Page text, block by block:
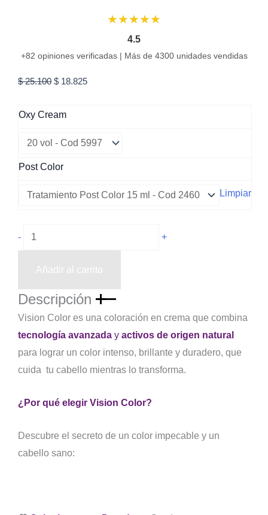
★★★★★
4.5
+82 opiniones verificadas | Más de 4300 unidades vendidas
$25.100 El
original
$ 25.100.
$ 18.825El
$ 18.825.
Oxy Cream
Post Color
Limpiar
-
Rubio
Medio
Natural
ml
cantidad
+
Añadir al carrito
Descripción
Vision Color es una coloración en crema que combina
tecnología avanzada y activos de origen natural
para lograr un color intenso, brillante y duradero, que
cuida tu cabello mientras lo transforma.
¿Por qué elegir Vision Color?
Descubre el secreto de un color impecable y un
cabello sano: